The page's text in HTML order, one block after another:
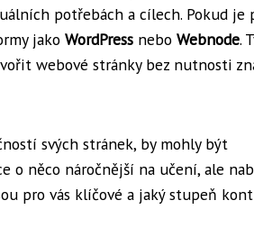
potřebách a cílech. Pokud je
jako WordPress nebo Webnode.
webové stránky bez nutnosti
svých stránek, by mohly být
o něco náročnější na učení, ale
pro vás klíčové a jaký stupeň